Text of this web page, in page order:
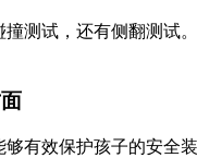
测试，还有侧翻测试
够有效保护孩子的安全